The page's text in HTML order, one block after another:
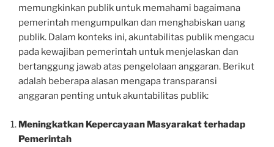
memungkinkan publik untuk memahami bagaimana
pemerintah mengumpulkan dan menghabiskan uang
publik. Dalam konteks ini, akuntabilitas publik mengacu
pada kewajiban pemerintah untuk menjelaskan dan
bertanggung jawab atas pengelolaan anggaran. Berikut
adalah beberapa alasan mengapa transparansi
anggaran penting untuk akuntabilitas publik:
Meningkatkan Kepercayaan Masyarakat terhadap
Pemerintah